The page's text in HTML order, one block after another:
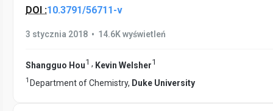
DOI :10.3791/56711-v
3 stycznia 2018 • 14.6K wyświetleń
Shangguo Hou1 , Kevin Welsher1
1 Department of Chemistry, Duke University